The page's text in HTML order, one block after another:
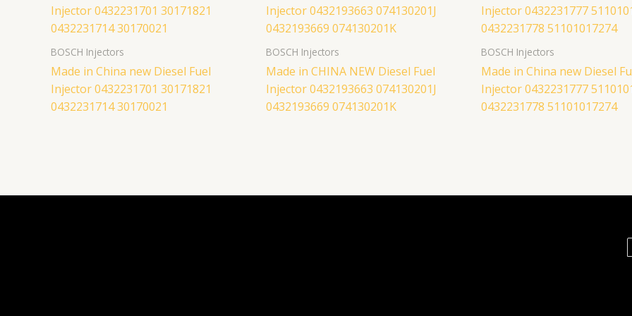
BOSCH Injectors
Made in China new Diesel Fuel
Injector 0432231701 30171821
0432231714 30170021
BOSCH Injectors
Made in CHINA NEW Diesel Fuel
Injector 0432193663 074130201J
0432193669 074130201K
BOSCH Injectors
Made in China new Diesel
Injector 0432231777
0432231778 51101017274